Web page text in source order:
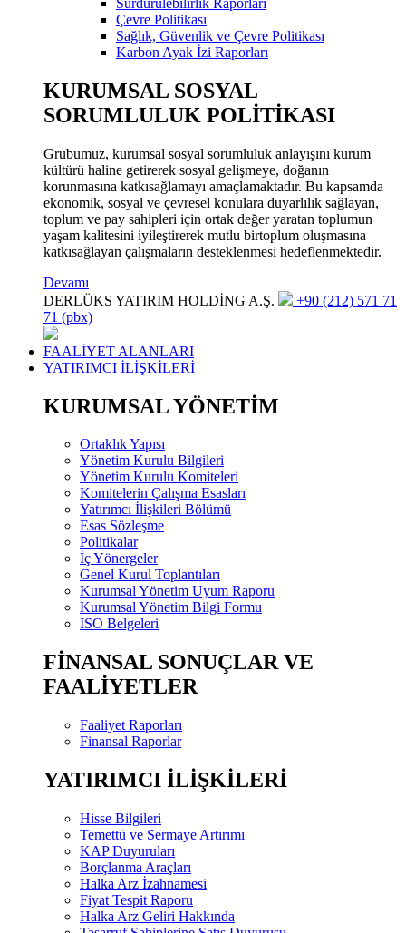
Çevre Politikası
Sağlık, Güvenlik ve Çevre Politikası
Karbon Ayak İzi Raporları
KURUMSAL SOSYAL
SORUMLULUK POLİTİKASI
Grubumuz, kurumsal sosyal sorumluluk anlayışını kurum
kültürü haline getirerek sosyal gelişmeye, doğanın
korunmasına katkısağlamayı amaçlamaktadır. Bu kapsamda
ekonomik, sosyal ve çevresel konulara duyarlılık sağlayan,
toplum ve pay sahipleri için ortak değer yaratan toplumun
yaşam kalitesini iyileştirerek mutlu birtoplum oluşmasına
katkısağlayan çalışmaların desteklenmesi hedeflenmektedir.
Devamı
DERLÜKS YATIRIM HOLDİNG A.Ş.
+90 (212) 571 71
71 (pbx)
FAALİYET ALANLARI
YATIRIMCI İLİŞKİLERİ
KURUMSAL YÖNETİM
Ortaklık Yapısı
Yönetim Kurulu Bilgileri
Yönetim Kurulu Komiteleri
Komitelerin Çalışma Esasları
Yatırımcı İlişkileri Bölümü
Esas Sözleşme
Politikalar
İç Yönergeler
Genel Kurul Toplantıları
Kurumsal Yönetim Uyum Raporu
Kurumsal Yönetim Bilgi Formu
ISO Belgeleri
FİNANSAL SONUÇLAR VE
FAALİYETLER
Faaliyet Raporları
Finansal Raporlar
YATIRIMCI İLİŞKİLERİ
Hisse Bilgileri
Temettü ve Sermaye Artırımı
KAP Duyuruları
Borçlanma Araçları
Halka Arz İzahnamesi
Fiyat Tespit Raporu
Halka Arz Geliri Hakkında